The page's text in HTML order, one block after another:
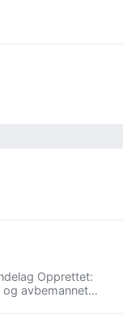
Opprettet:
avbemannet